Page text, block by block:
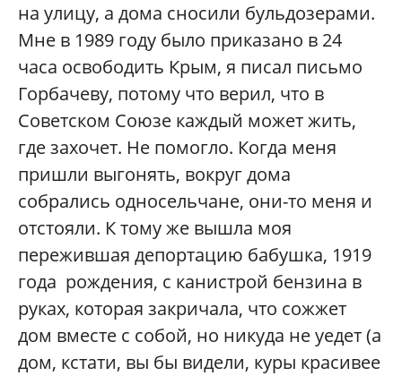
на улицу, а дома сносили бульдозерами.
Мне в 1989 году было приказано в 24
часа освободить Крым, я писал письмо
Горбачеву, потому что верил, что в
Советском Союзе каждый может жить,
где захочет. Не помогло. Когда меня
пришли выгонять, вокруг дома
собрались односельчане, они-то меня и
отстояли. К тому же вышла моя
пережившая депортацию бабушка, 1919
года рождения, с канистрой бензина в
руках, которая закричала, что сожжет
дом вместе с собой, но никуда не уедет (а
дом, кстати, вы бы видели, куры красивее